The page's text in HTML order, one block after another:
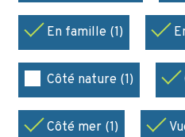
En famille (1)
Côté nature (1)
Côté mer (1)